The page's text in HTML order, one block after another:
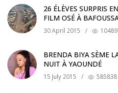
26 ÉLÈVES SURPRIS
FILM OSÉ À
30 April 2015 /
BRENDA BIYA SÈME
NUIT À YAOUNDÉ
15 July 2015 / 585838